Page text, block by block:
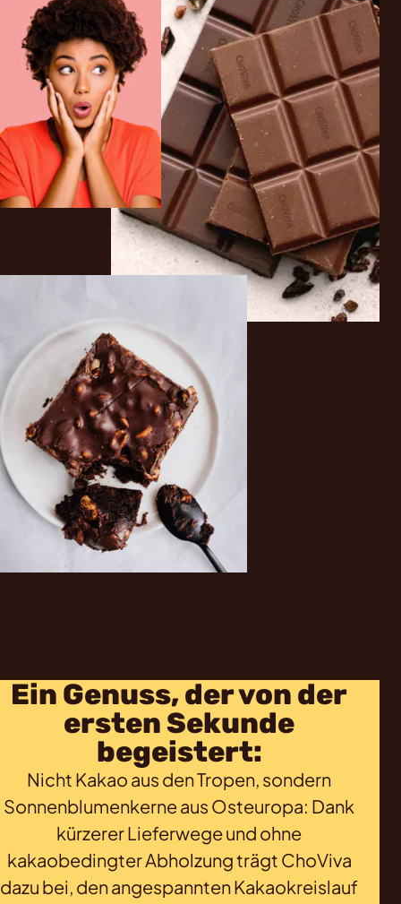
Ein Genuss, der von der
ersten Sekunde
begeistert:
Nicht Kakao aus den Tropen, sondern
Sonnenblumenkerne aus Osteuropa: Dank
kürzerer Lieferwege und ohne
kakaobedingter Abholzung trägt ChoViva
dazu bei, den angespannten Kakaokreislauf